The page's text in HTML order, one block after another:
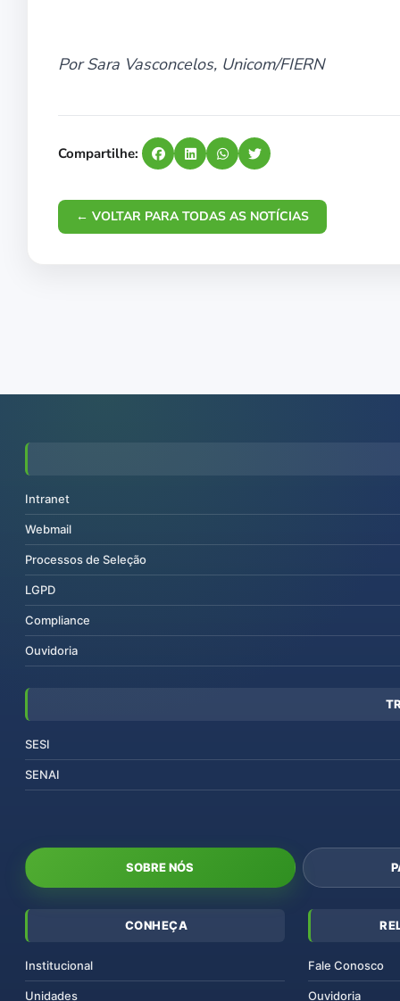
Por Sara Vasconcelos, Unicom/FIERN
Compartilhe:
← VOLTAR PARA TODAS AS NOTÍCIAS
Intranet
Webmail
Processos de Seleção
LGPD
Compliance
Ouvidoria
SESI
SENAI
SOBRE NÓS
CONHEÇA
Institucional
Unidades
Fale Conosco
Ouvidoria